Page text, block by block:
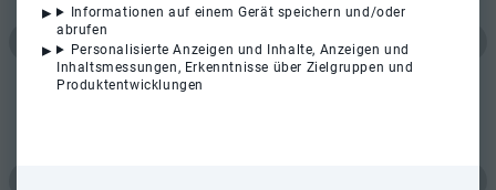
Informationen auf einem Gerät speichern und/oder
abrufen
Personalisierte Anzeigen und Inhalte, Anzeigen und
Inhaltsmessungen, Erkenntnisse über Zielgruppen und
Produktentwicklungen